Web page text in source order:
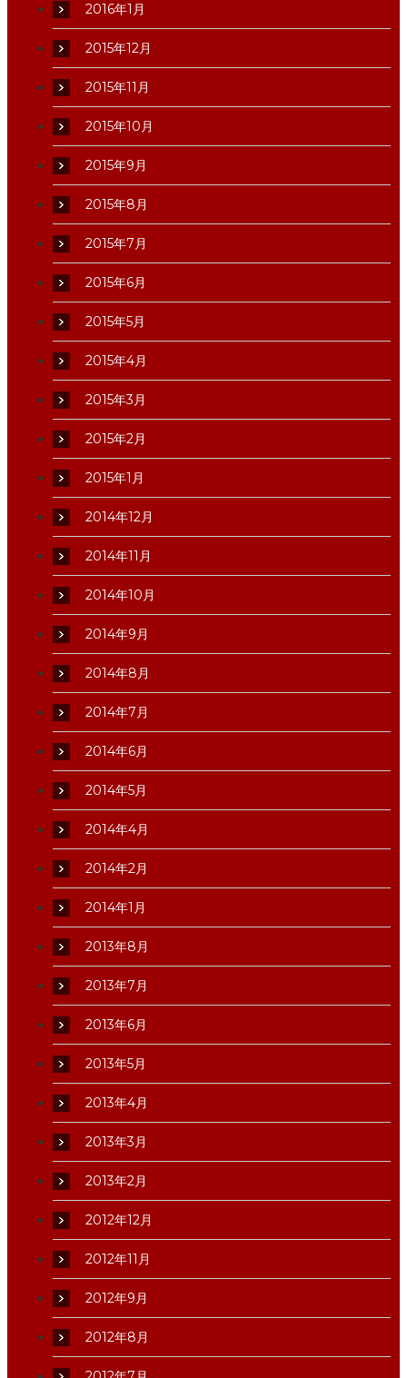
2016年1月
2015年12月
2015年11月
2015年10月
2015年9月
2015年8月
2015年7月
2015年6月
2015年5月
2015年4月
2015年3月
2015年2月
2015年1月
2014年12月
2014年11月
2014年10月
2014年9月
2014年8月
2014年7月
2014年6月
2014年5月
2014年4月
2014年2月
2014年1月
2013年8月
2013年7月
2013年6月
2013年5月
2013年4月
2013年3月
2013年2月
2012年12月
2012年11月
2012年9月
2012年8月